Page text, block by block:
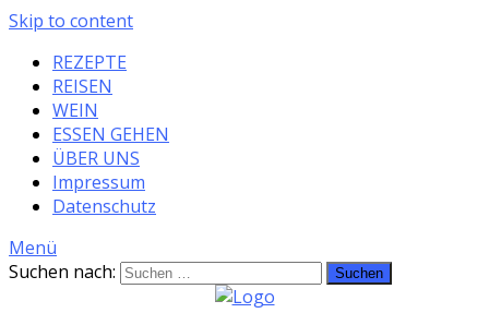
Skip to content
REZEPTE
REISEN
WEIN
ESSEN GEHEN
ÜBER UNS
Impressum
Datenschutz
Menü
Suchen nach: